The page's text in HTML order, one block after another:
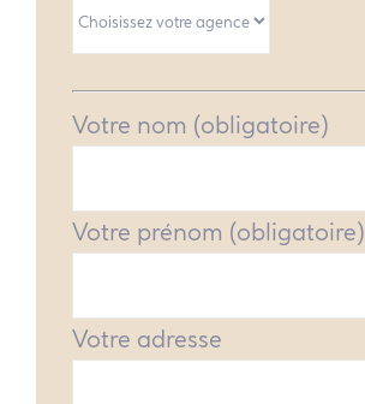
Votre nom (obligatoire)
Votre prénom (obligatoire)
Votre adresse